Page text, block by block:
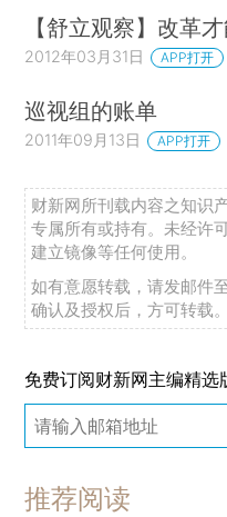
【舒立观察】改革
2012年03月31日 APP打开
巡视组的账单
2011年09月13日 APP打开
财新网所刊载内容之知识
专属所有或持有。未经许
建立镜像等任何使用。
如有意愿转载，请发邮件
确认及授权后，方可转载。
免费订阅财新网主编精选
推荐阅读